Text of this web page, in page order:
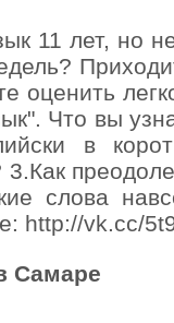
11 лет, но
оценить
Что вы
в
слова
http://vk.cc/
Самаре